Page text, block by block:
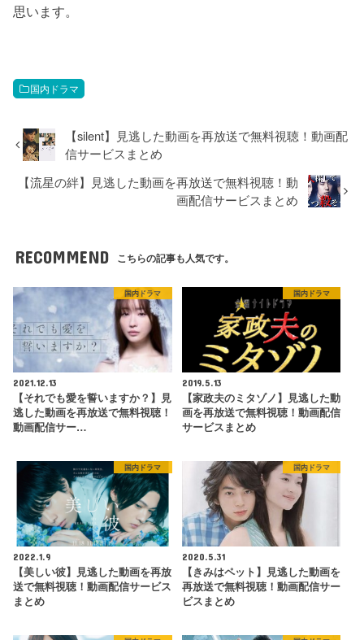
思います。
国内ドラマ
【silent】見逃した動画を再放送で無料視聴！動画配
信サービスまとめ
【流星の絆】見逃した動画を再放送で無料視聴！動
画配信サービスまとめ
RECOMMEND こちらの記事も人気です。
国内ドラマ
2021.12.13
【それでも愛を誓いますか？】見
逃した動画を再放送で無料視聴！
動画配信サー…
国内ドラマ
2019.5.13
【家政夫のミタゾノ】見逃した動
画を再放送で無料視聴！動画配信
サービスまとめ
国内ドラマ
2022.1.9
【美しい彼】見逃した動画を再放
送で無料視聴！動画配信サービス
まとめ
国内ドラマ
2020.5.31
【きみはペット】見逃した動画を
再放送で無料視聴！動画配信サー
ビスまとめ